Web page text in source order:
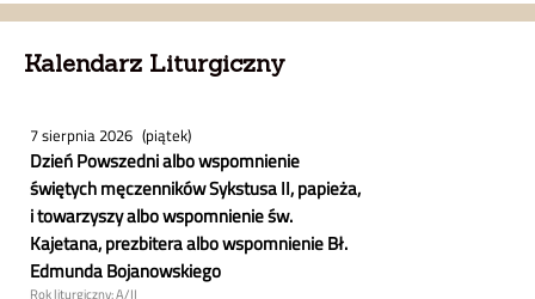
Kalendarz Liturgiczny